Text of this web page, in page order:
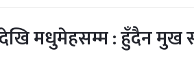
मधुमेहसम्म : हुँदैन मुख